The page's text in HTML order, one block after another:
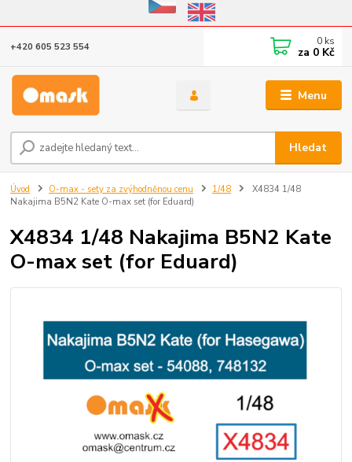
Eshop v provozu do 31.10.2026
Menu
Hledat
+420 605 523 554 0 ks
za 0 Kč
Úvod O-max - sety za zvýhodněnou cenu 1/48
X4834 1/48
Nakajima B5N2 Kate O-max set (for Eduard)
X4834 1/48 Nakajima B5N2 Kate
O-max set (for Eduard)